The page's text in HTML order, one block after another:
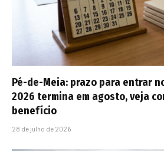
Pé-de-Meia: prazo para entrar
2026 termina em agosto, veja
benefício
28 de julho de 2026